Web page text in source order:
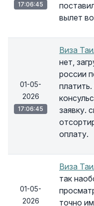
17:06:45
вылет
01-05-
2026
17:06:45
Виза
нет,
россии
заявку.
оплату.
01-05-
2026
Виза
так
точно